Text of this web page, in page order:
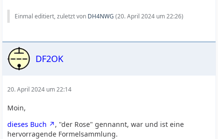
Einmal editiert, zuletzt von DH4NWG (20. April 2024 um 22:26)
DF2OK
20. April 2024 um 22:14
Moin,
dieses Buch
, "der Rose" gennannt, war und ist eine
hervorragende Formelsammlung.